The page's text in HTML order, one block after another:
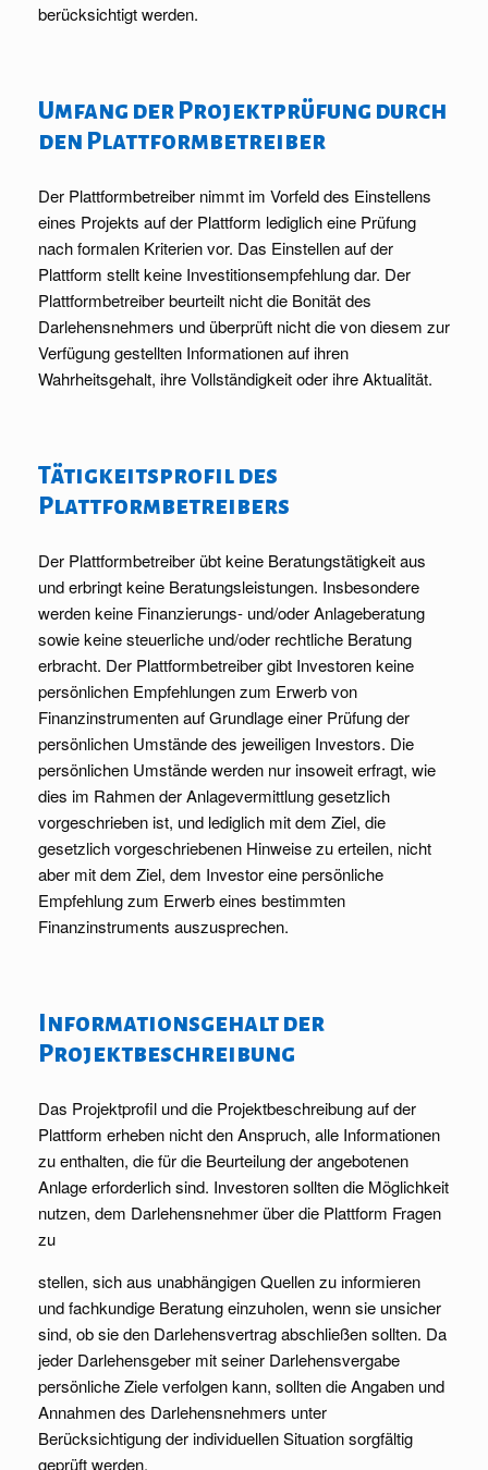
berücksichtigt werden.
Umfang der Projektprüfung durch
den Plattformbetreiber
Der Plattformbetreiber nimmt im Vorfeld des Einstellens
eines Projekts auf der Plattform lediglich eine Prüfung
nach formalen Kriterien vor. Das Einstellen auf der
Plattform stellt keine Investitionsempfehlung dar. Der
Plattformbetreiber beurteilt nicht die Bonität des
Darlehensnehmers und überprüft nicht die von diesem zur
Verfügung gestellten Informationen auf ihren
Wahrheitsgehalt, ihre Vollständigkeit oder ihre Aktualität.
Tätigkeitsprofil des
Plattformbetreibers
Der Plattformbetreiber übt keine Beratungstätigkeit aus
und erbringt keine Beratungsleistungen. Insbesondere
werden keine Finanzierungs- und/oder Anlageberatung
sowie keine steuerliche und/oder rechtliche Beratung
erbracht. Der Plattformbetreiber gibt Investoren keine
persönlichen Empfehlungen zum Erwerb von
Finanzinstrumenten auf Grundlage einer Prüfung der
persönlichen Umstände des jeweiligen Investors. Die
persönlichen Umstände werden nur insoweit erfragt, wie
dies im Rahmen der Anlagevermittlung gesetzlich
vorgeschrieben ist, und lediglich mit dem Ziel, die
gesetzlich vorgeschriebenen Hinweise zu erteilen, nicht
aber mit dem Ziel, dem Investor eine persönliche
Empfehlung zum Erwerb eines bestimmten
Finanzinstruments auszusprechen.
Informationsgehalt der
Projektbeschreibung
Das Projektprofil und die Projektbeschreibung auf der
Plattform erheben nicht den Anspruch, alle Informationen
zu enthalten, die für die Beurteilung der angebotenen
Anlage erforderlich sind. Investoren sollten die Möglichkeit
nutzen, dem Darlehensnehmer über die Plattform Fragen
zu
stellen, sich aus unabhängigen Quellen zu informieren
und fachkundige Beratung einzuholen, wenn sie unsicher
sind, ob sie den Darlehensvertrag abschließen sollten. Da
jeder Darlehensgeber mit seiner Darlehensvergabe
persönliche Ziele verfolgen kann, sollten die Angaben und
Annahmen des Darlehensnehmers unter
Berücksichtigung der individuellen Situation sorgfältig
geprüft werden.